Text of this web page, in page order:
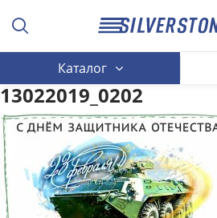
Каталог
13022019_0202